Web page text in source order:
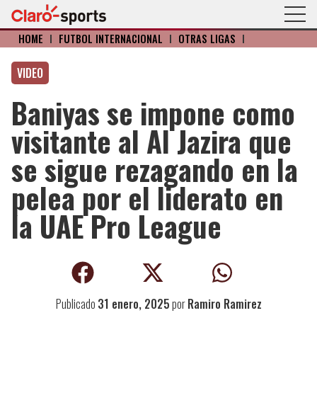
HOME I FÚTBOL INTERNACIONAL I OTRAS LIGAS I
VIDEO
Baniyas se impone como
visitante al Al Jazira que
se sigue rezagando en la
pelea por el liderato en
la UAE Pro League
Publicado 31 enero, 2025porRamiro Ramirez